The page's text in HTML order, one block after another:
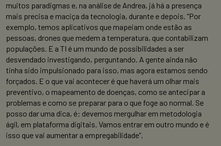
muitos paradigmas e, na análise de Andrea, já há a presença
mais precisa e maciça da tecnologia, durante e depois. “Por
exemplo, temos aplicativos que mapeiam onde estão as
pessoas, drones que medem a temperatura, que contabilizam
populações. E a TI é um mundo de possibilidades a ser
desvendado investigando, perguntando. A gente ainda não
tinha sido impulsionado para isso, mas agora estamos sendo
forçados. E o que vai acontecer é que haverá um olhar mais
preventivo, o mapeamento de doenças, como se antecipar a
problemas e como se preparar para o que foge ao normal. Se
posso dar uma dica, é: devemos mergulhar em metodologia
ágil, em plataforma digitais. Vamos entrar em outro mundo e é
isso que vai aumentar a empregabilidade”.